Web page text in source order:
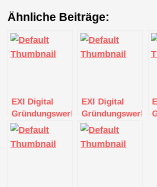
Ähnliche Beiträge:
EXI Digital
Gründungswerkstatt
EXI Digital